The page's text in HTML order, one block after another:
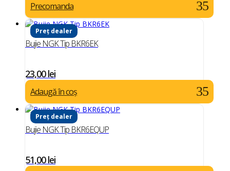
Precomanda
Preț dealer
Bujie NGK Tip BKR6EK
23,00lei
Adaugă în coș
Preț dealer
Bujie NGK Tip BKR6EQUP
51,00lei